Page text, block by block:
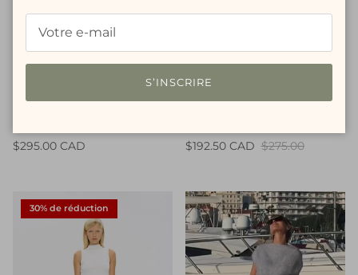
$295.00 CAD
$192.50 CAD $275.00
30% de réduction
S’INSCRIRE